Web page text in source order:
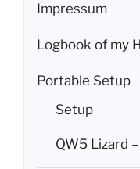
Impressum
Logbook of my
Portable Setup
Setup
QW5 Lizard